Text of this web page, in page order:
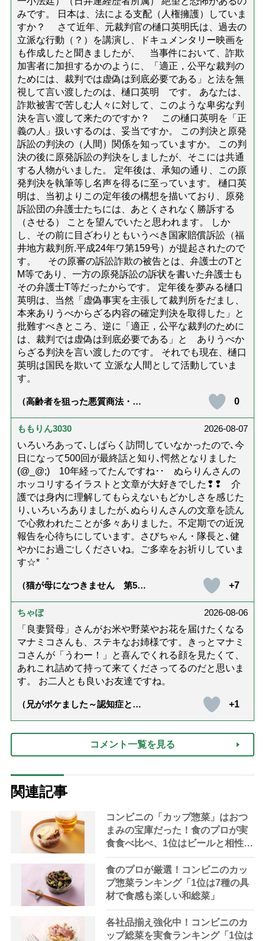
みです。 日本は、法による支配（人権擁護）していま
すか？ さて近年、元裁判官の樋口英明氏は、過去の
立派な行動（？）を講演し、ドキュメンタリー映画を
も作成したと聞きましたが、 当事件において、詐欺
加害者に加担するかのように、「適正，公平な裁判の
ためには、裁判では虚偽は到底必要である」と法を無
視して言い渡したのは、樋口英明 です。 あなたは、
詐欺被害で苦しむ人々に対して、このような卑劣な判
決を言い渡して来たのですか？ この樋口英明を「正
義の人」扱いするのは、妥当ですか。 この判決と原発
訴訟の判決の（人間）関係を知っていますか。 この判
決の後に原発訴訟の判決をしましたが、そこには共通
する人物がいました。 定年後は、承知の通り、この原
発判決を執筆等し名声を得るに至っています。 樋口英
明は、当初よりこの定年後の構想を描いており、原発
訴訟団の弁護士たちには、あとくされなく勝訴する
（させる） ことを望んでいたと思われます。 しか
し、その前に目ざわりともいうべき国家賠償訴訟（福
井地方裁判所.平成24年ワ第159号）が提起されたので
す。 その原審の訴訟詐欺の被告とは、弁護士のTと
M等であり、一方の原発訴訟の訴状を書いた弁護士も
その弁護士T等だったからです。 定年後を夢みる樋口
英明は、当然「虚偽事実を主張して裁判所をだまし、
本来ありうべからざる内容の確定判決を取得した」と
批難すべきところ、逆に「適正，公平な裁判のために
は、裁判では虚偽は到底必要である」と ありうべか
らざる判決を言い渡したのです。 それでも現在、樋口
英明は国民を欺いて 立派な人間として活動していま
す。
（高齢者を狙った悪質商法・訪
ないための4つの対策「騙されや
すい人の特徴は？」【社会福祉
0
ももりん3030
2026-08-07
いろいろあって､しばらく訪問していなかったので､今
日になって500回が最終話と知り､愕然となりました
(@_@;) 10年経ってたんですね･･ ぬらりんさんの
ホッコリするイラストと文章が大好きでした❢❢ 介
護では身内に理解してもらえないもどかしさを感じた
り､いろいろありましたが､ぬらりんさんの文章を読ん
で心救われたことが多々ありました。不定期での近況
報告を心待ちにしています。さびちゃん・隊長と､健
やかにお過ごしくださいね。ご多幸をお祈りしていま
す☆*゜
（猫が母になつきません 第500
+7
ちゃぼ
2026-08-06
「良妻賢母」さんがお米や野菜やお花を届けたくなる
マナミコさんも、ステキなお姉様です。きっとマナミ
コさんが「うわー！」と喜んでくれる顔を見たくて、
あれこれ詰めて持って来てくださってるのだと思いま
す。 お二人とも良いお友達ですね。
（兄がボケました～認知症と介
達』が届きました」）
+1
コメント一覧を見る
関連記事
コンビニの「カップ惣菜」はおつ
まみの宝庫だった！食のプロが実
食食べ比べ、1位はビールと相性抜
群
食のプロが厳選！コンビニのカッ
プ惣菜ランキング「1位は7種の具
材で食感も楽しい和総菜」
各社品揃え強化中！コンビニのカ
ップ総菜を実食ランキング「1位は